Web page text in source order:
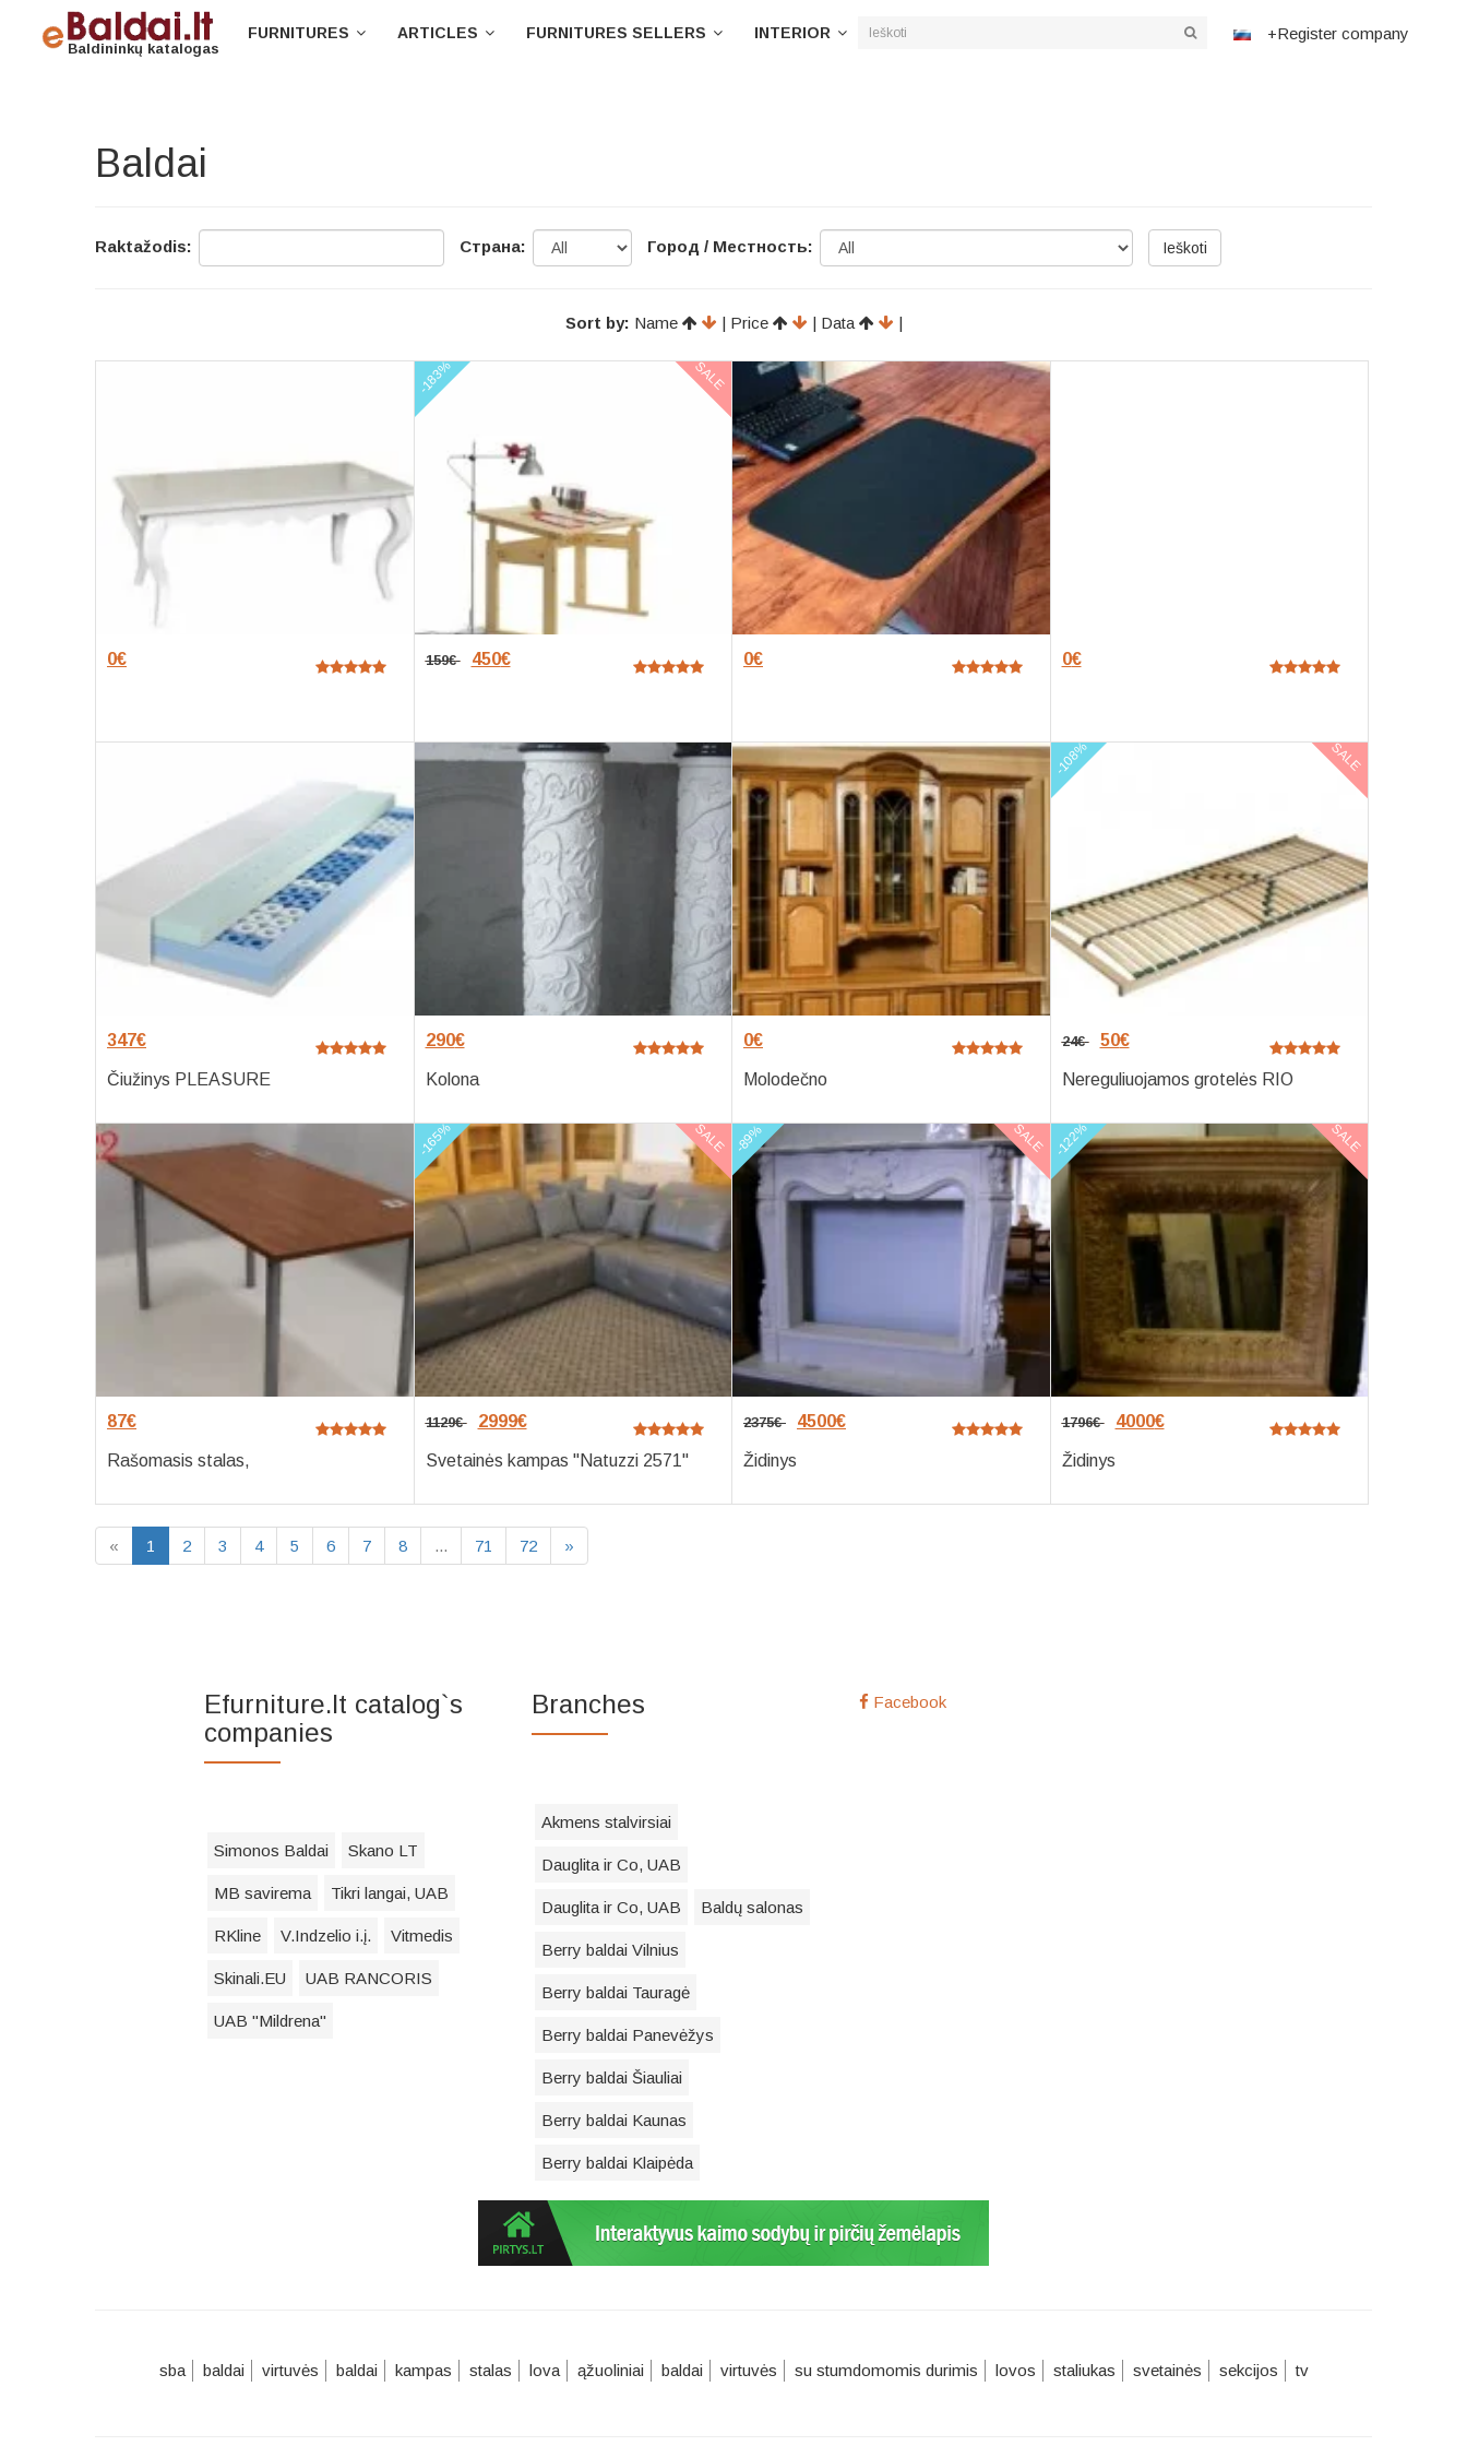
Baldininkų katalogas
FURNITURES ARTICLES FURNITURES SELLERS INTERIOR +Register company
Baldai
Raktažodis: Страна: Город / Местность: Ieškoti
Sort by: Name | Price | Data |
0€
-183% SALE
159€ 450€ 0€ 0€
347€
Čiužinys PLEASURE
290€
Kolona
0€
Molodečno
-108% SALE
24€ 50€
Nereguliuojamos grotelės RIO
87€
Rašomasis stalas,
-165% SALE
1129€ 2999€
Svetainės kampas "Natuzzi 2571"
-89% SALE
2375€ 4500€
Židinys
-122% SALE
1796€ 4000€
Židinys
« 1 2 3 4 5 6 7 8 ... 71 72 »
Efurniture.lt catalog`s
companies
Simonos Baldai Skano LT
MB savirema Tikri langai, UAB
RKline V.Indzelio i.į. Vitmedis
Skinali.EU UAB RANCORIS
UAB "Mildrena"
Branches
Akmens stalvirsiai
Dauglita ir Co, UAB
Dauglita ir Co, UAB Baldų salonas
Berry baldai Vilnius
Berry baldai Tauragė
Berry baldai Panevėžys
Berry baldai Šiauliai
Berry baldai Kaunas
Berry baldai Klaipėda
Facebook
sba baldai virtuvės baldai kampas stalas lova ąžuoliniai baldai virtuvės su stumdomomis durimis lovos staliukas svetainės sekcijos tv